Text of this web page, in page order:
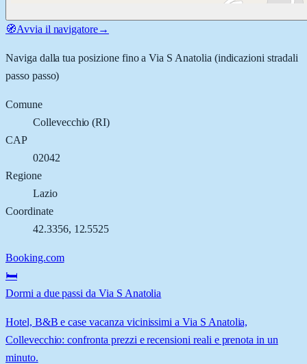
🧭Avvia il navigatore→
Naviga dalla tua posizione fino aVia S Anatolia (indicazioni stradali
passo passo)
Comune
Collevecchio (RI)
CAP
02042
Regione
Lazio
Coordinate
42.3356, 12.5525
Booking.com
🛏️
Dormi a due passi da Via S Anatolia
Hotel, B&B e case vacanza vicinissimi a Via S Anatolia,
Collevecchio: confronta prezzi e recensioni reali e prenota in un
minuto.